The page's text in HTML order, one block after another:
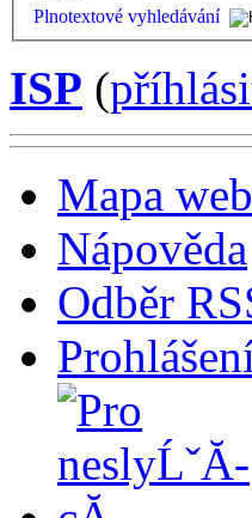
Plnotextové vyhledávání
ISP (
Mapa
Nápověda
Odběr